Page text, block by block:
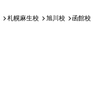
札幌麻生校 旭川校
函館校